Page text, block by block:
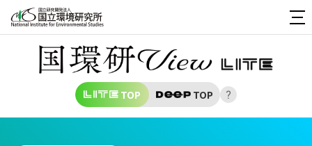
TOP TOP